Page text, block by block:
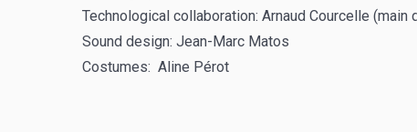
Technological collaboration: Arnaud Courcelle
Sound design: Jean-Marc Matos
Costumes: Aline Pérot